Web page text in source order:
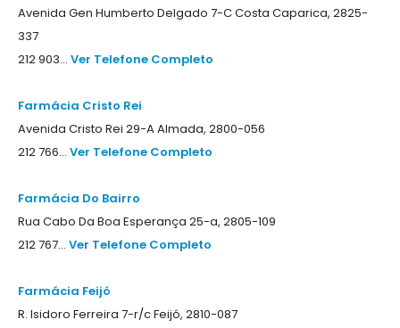
Avenida Gen Humberto Delgado 7-C Costa Caparica, 2825-
337
212 903... Ver Telefone Completo
Farmácia Cristo Rei
Avenida Cristo Rei 29-A Almada, 2800-056
212 766... Ver Telefone Completo
Farmácia Do Bairro
Rua Cabo Da Boa Esperança 25-a, 2805-109
212 767... Ver Telefone Completo
Farmácia Feijó
R. Isidoro Ferreira 7-r/c Feijó, 2810-087